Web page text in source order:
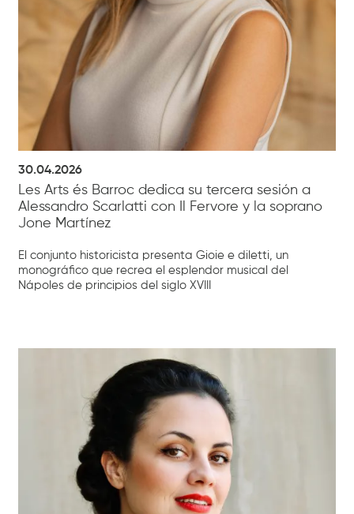
30.04.2026
Les Arts és Barroc dedica su tercera sesión a
Alessandro Scarlatti con Il Fervore y la soprano
Jone Martínez
El conjunto historicista presenta Gioie e diletti, un
monográfico que recrea el esplendor musical del
Nápoles de principios del siglo XVIII